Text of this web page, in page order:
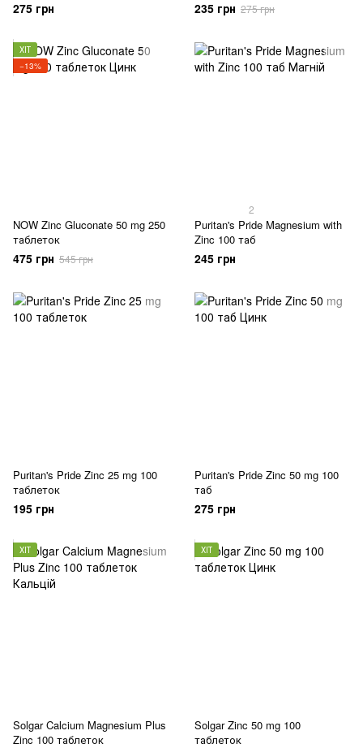
275 грн 235 грн 275 грн
ХІТ
−13%
NOW Zinc Gluconate 50 mg 250
таблеток
475 грн 545 грн
2
Puritan's Pride Magnesium with
Zinc 100 таб
245 грн
Puritan's Pride Zinc 25 mg 100
таблеток
195 грн
Puritan's Pride Zinc 50 mg 100
таб
275 грн
ХІТ
Solgar Calcium Magnesium Plus
Zinc 100 таблеток
ХІТ
Solgar Zinc 50 mg 100
таблеток